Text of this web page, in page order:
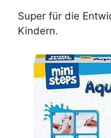
Super für die
Kindern.